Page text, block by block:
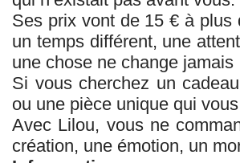
Ses prix vont de 15 € à plus
un temps différent, une
une chose ne change
Si vous cherchez un
ou une pièce unique qui
Avec Lilou, vous ne
création, une émotion, un